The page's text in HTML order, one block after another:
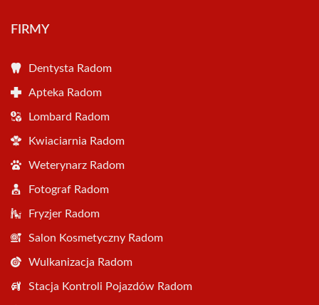
FIRMY
Dentysta Radom
Apteka Radom
Lombard Radom
Kwiaciarnia Radom
Weterynarz Radom
Fotograf Radom
Fryzjer Radom
Salon Kosmetyczny Radom
Wulkanizacja Radom
Stacja Kontroli Pojazdów Radom